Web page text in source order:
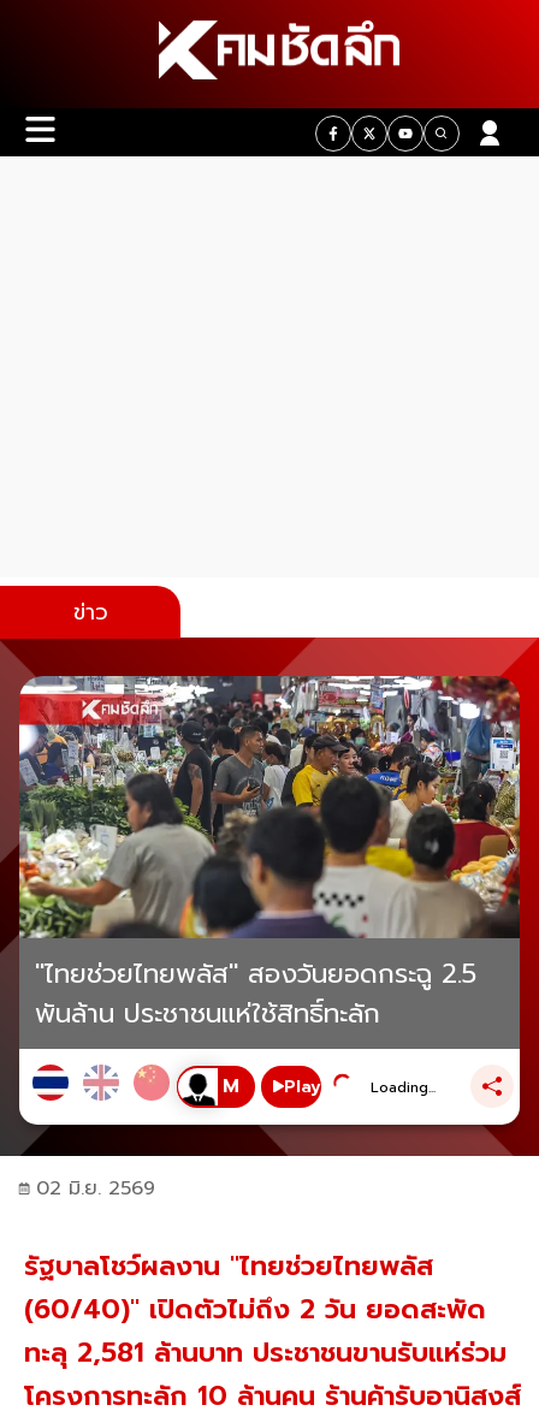
ข่าว
"ไทยช่วยไทยพลัส" สองวันยอดกระฉู 2.5
พันล้าน ประชาชนแห่ใช้สิทธิ์ทะลัก
Play Loading...
02 มิ.ย. 2569
รัฐบาลโชว์ผลงาน "ไทยช่วยไทยพลัส
(60/40)" เปิดตัวไม่ถึง 2 วัน ยอดสะพัด
ทะลุ 2,581 ล้านบาท ประชาชนขานรับแห่ร่วม
โครงการทะลัก 10 ล้านคน ร้านค้ารับอานิสงส์